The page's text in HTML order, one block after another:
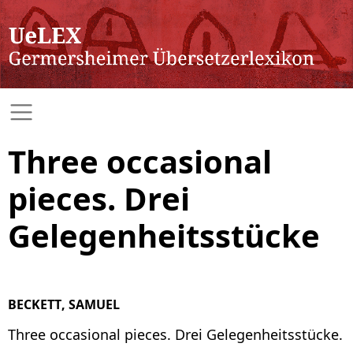
Three occasional
pieces. Drei
Gelegenheitsstücke
BECKETT, SAMUEL
Three occasional pieces. Drei Gelegenheitsstücke.